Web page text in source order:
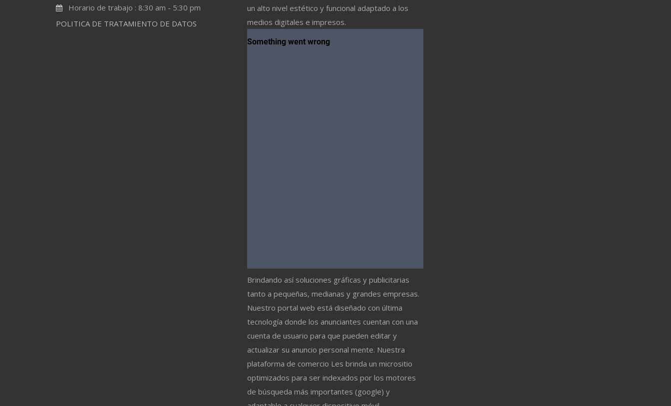
Horario de trabajo : 8:30 am - 5:30 pm
POLITICA DE TRATAMIENTO DE DATOS
un alto nivel estético y funcional adaptado a los
medios digitales e impresos.
Brindando así soluciones gráficas y publicitarias
tanto a pequeñas, medianas y grandes empresas.
Nuestro portal web está diseñado con última
tecnología donde los anunciantes cuentan con una
cuenta de usuario para que pueden editar y
actualizar su anuncio personal mente. Nuestra
plataforma de comercio Les brinda un micrositio
optimizados para ser indexados por los motores
de búsqueda más importantes (google) y